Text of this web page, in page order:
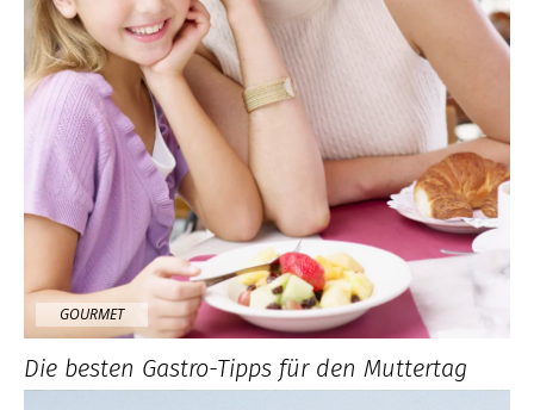
GOURMET
Die besten Gastro-Tipps für den Muttertag